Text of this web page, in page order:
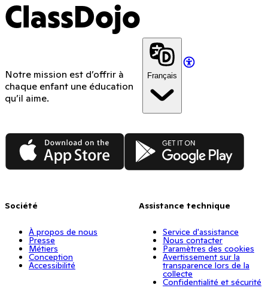
ClassDojo
Notre mission est d’offrir à
chaque enfant une éducation
qu’il aime.
Français
App Store Google Play
Société
À propos de nous
Presse
Métiers
Conception
Accessibilité
Assistance technique
Service d'assistance
Nous contacter
Paramètres des cookies
Avertissement sur la
transparence lors de la
collecte
Confidentialité et sécurité